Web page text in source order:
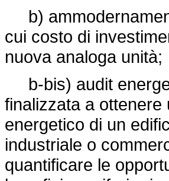
b)
cui costo di
nuova analoga unità;
b-bis) audit
finalizzata a
energetico di un
industriale o
quantificare le